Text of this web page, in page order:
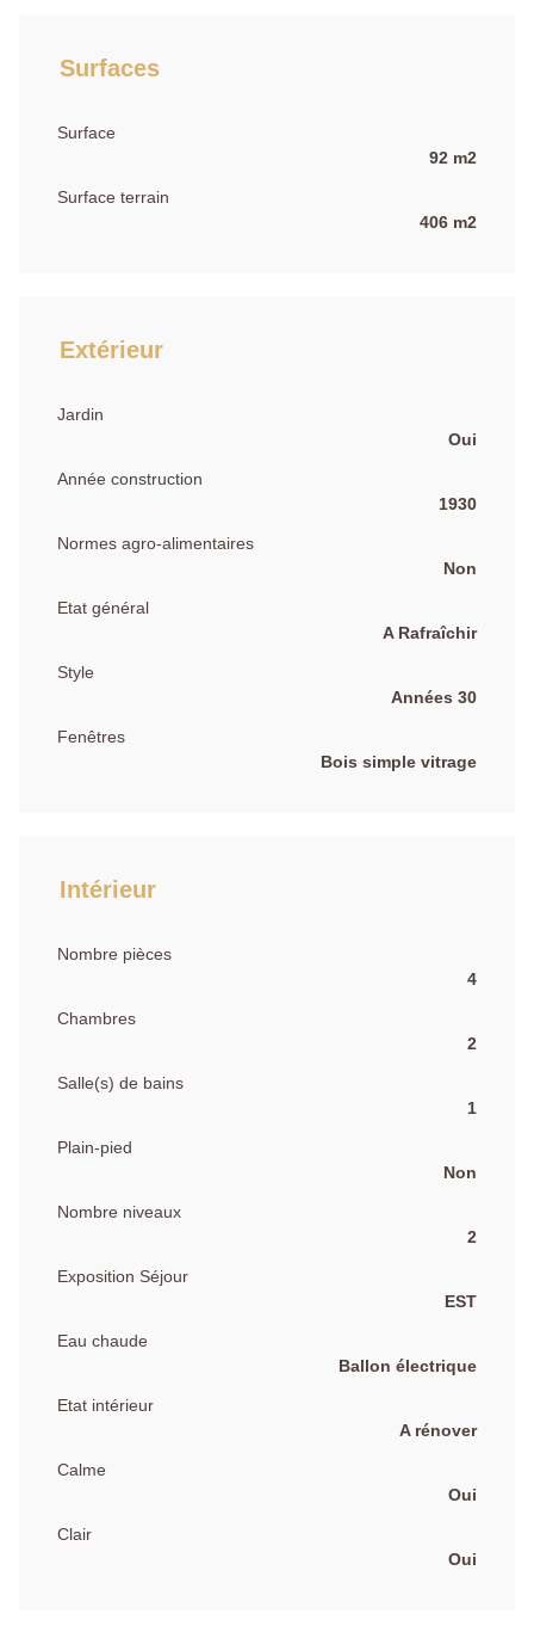
Surfaces
Surface
92 m2
Surface terrain
406 m2
Extérieur
Jardin
Oui
Année construction
1930
Normes agro-alimentaires
Non
Etat général
A Rafraîchir
Style
Années 30
Fenêtres
Bois simple vitrage
Intérieur
Nombre pièces
4
Chambres
2
Salle(s) de bains
1
Plain-pied
Non
Nombre niveaux
2
Exposition Séjour
EST
Eau chaude
Ballon électrique
Etat intérieur
A rénover
Calme
Oui
Clair
Oui